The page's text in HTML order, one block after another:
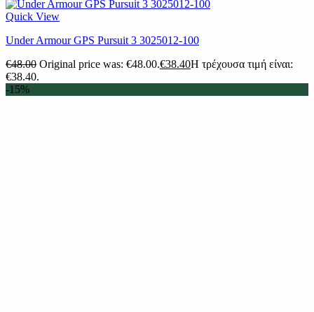
Quick View
Under Armour GPS Pursuit 3 3025012-100
€48.00 Original price was: €48.00.€38.40Η τρέχουσα τιμή είναι:
€38.40.
-15%